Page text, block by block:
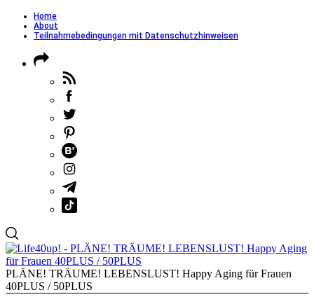
Home
About
Teilnahmebedingungen mit Datenschutzhinweisen
PLÄNE! TRÄUME! LEBENSLUST! Happy Aging für Frauen
40PLUS / 50PLUS